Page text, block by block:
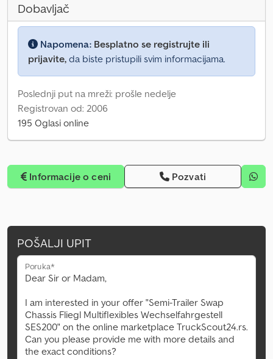
Dobavljač
Napomena: Besplatno se registrujte ili
prijavite, da biste pristupili svim informacijama.
Poslednji put na mreži: prošle nedelje
Registrovan od: 2006
195 Oglasi online
Informacije o ceni Pozvati
POŠALJI UPIT
Poruka*